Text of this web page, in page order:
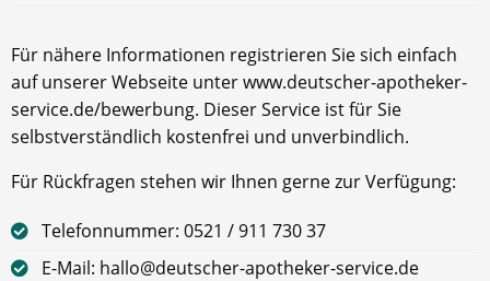
Für nähere Informationen registrieren Sie sich einfach
auf unserer Webseite unter www.deutscher-apotheker-
service.de/bewerbung. Dieser Service ist für Sie
selbstverständlich kostenfrei und unverbindlich.
Für Rückfragen stehen wir Ihnen gerne zur Verfügung:
Telefonnummer: 0521 / 911 730 37
E-Mail: hallo@deutscher-apotheker-service.de